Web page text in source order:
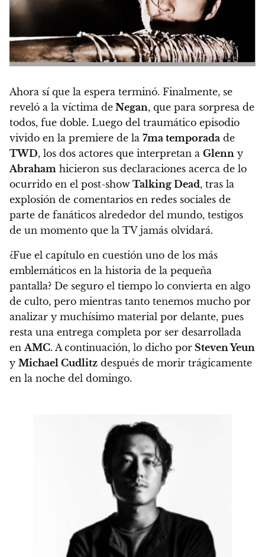
Ahora sí que la espera terminó. Finalmente, se
reveló a la víctima de Negan, que para sorpresa de
todos, fue doble. Luego del traumático episodio
vivido en la premiere de la 7ma temporada de
TWD, los dos actores que interpretan a Glenn y
Abraham hicieron sus declaraciones acerca de lo
ocurrido en el post-show Talking Dead, tras la
explosión de comentarios en redes sociales de
parte de fanáticos alrededor del mundo, testigos
de un momento que la TV jamás olvidará.
¿Fue el capítulo en cuestión uno de los más
emblemáticos en la historia de la pequeña
pantalla? De seguro el tiempo lo convierta en algo
de culto, pero mientras tanto tenemos mucho por
analizar y muchísimo material por delante, pues
resta una entrega completa por ser desarrollada
enAMC. A continuación, lo dicho por Steven Yeun
y Michael Cudlitz después de morir trágicamente
en la noche del domingo.